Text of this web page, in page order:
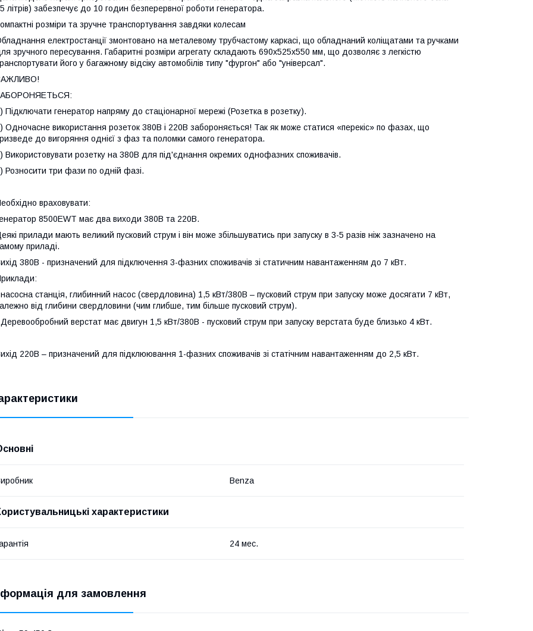
літрів) забезпечує до 10 годин безперервної роботи генератора.
розміри та зручне транспортування завдяки колесам
електростанції змонтовано на металевому трубчастому каркасі, що обладнаний коліщатами та ручками
зручного пересування. Габаритні розміри агрегату складають 690x525x550 мм, що дозволяє з легкістю
його у багажному відсіку автомобілів типу "фургон" або "універсал".
Підключати генератор напряму до стаціонарної мережі (Розетка в розетку).
Одночасне використання розеток 380В і 220В забороняється! Так як може статися «перекіс» по фазах, що
до вигоряння однієї з фаз та поломки самого генератора.
Використовувати розетку на 380В для під'єднання окремих однофазних споживачів.
Розносити три фази по одній фазі.
враховувати:
8500EWT має два виходи 380В та 220В.
прилади мають великий пусковий струм і він може збільшуватись при запуску в 3-5 разів ніж зазначено на
приладі.
380В - призначений для підключення 3-фазних споживачів зі статичним навантаженням до 7 кВт.
станція, глибинний насос (свердловина) 1,5 кВт/380В – пусковий струм при запуску може досягати 7 кВт,
від глибини свердловини (чим глибше, тим більше пусковий струм).
верстат має двигун 1,5 кВт/380В - пусковий струм при запуску верстата буде близько 4 кВт.
220В – призначений для підклюювання 1-фазних споживачів зі статічним навантаженням до 2,5 кВт.
Benza
характеристики
24 мес.
для замовлення